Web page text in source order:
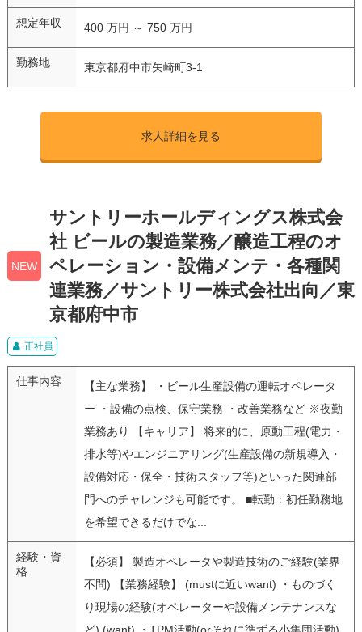
想定年収 400 万円 ～ 750 万円
勤務地 東京都府中市矢崎町3-1
求人詳細を見る
NEW
サントリーホールディングス株式会
社 ビールの製造業務／醸造工程のオ
ペレーション・設備メンテ・各種関
連業務／サントリー株式会社出向／東
京都府中市
正社員
仕事内容
【主な業務】 ・ビール生産設備の運転オペレータ
ー ・設備の点検、保守業務 ・改善業務など ※夜勤
業務あり 【キャリア】 将来的に、原動工程(電力・
排水等)やエンジニアリング(生産設備の新規導入・
設備対応・保全・技術スタッフ等)といった関連部
門へのチャレンジも可能です。 ■転勤：初任勤務地
を希望できるだけでな...
経験・資
格
【必須】 製造オペレータや製造技術のご経験(業界
不問) 【業務経験】 (mustに近いwant) ・ものづく
り現場の経験(オペレーターや設備メンテナンスな
ど) (want) ・TPM活動(orそれに準ずる小集団活動)